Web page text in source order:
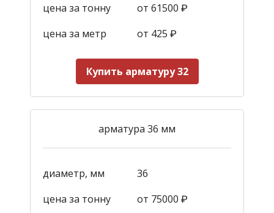
цена за тонну
от 61500 ₽
цена за метр
от 425 ₽
Купить арматуру 32
арматура 36 мм
диаметр, мм
36
цена за тонну
от 75000 ₽